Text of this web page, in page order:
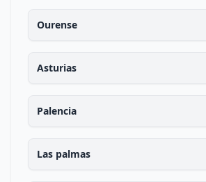
Ourense
Asturias
Palencia
Las palmas